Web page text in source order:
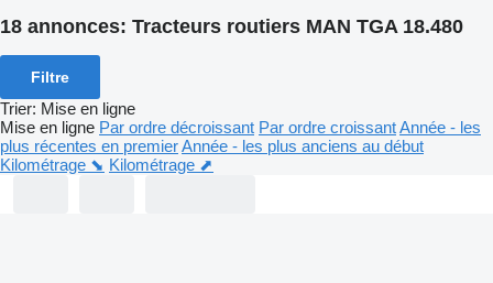
18 annonces: Tracteurs routiers MAN TGA 18.480
Filtre
Trier: Mise en ligne
Mise en ligne Par ordre décroissant Par ordre croissantAnnée - les
plus récentes en premierAnnée - les plus anciens au début
Kilométrage ⬊ Kilométrage ⬈